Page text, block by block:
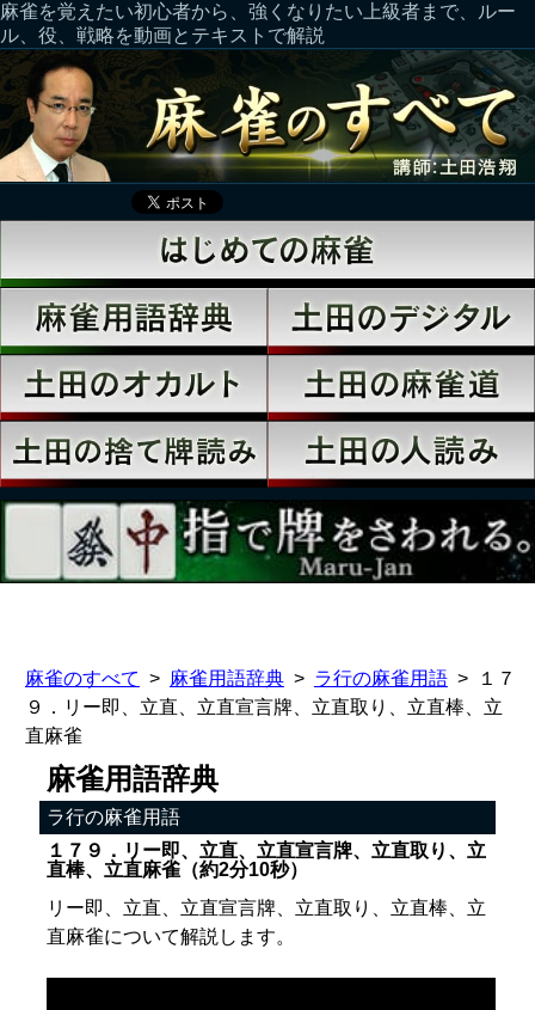
麻雀を覚えたい初心者から、強くなりたい上級者まで、ルー
ル、役、戦略を動画とテキストで解説
麻雀のすべて 麻雀用語辞典 ラ行の麻雀用語
１７
９．リー即、立直、立直宣言牌、立直取り、立直棒、立
直麻雀
麻雀用語辞典
ラ行の麻雀用語
１７９．リー即、立直、立直宣言牌、立直取り、立
直棒、立直麻雀（約2分10秒）
リー即、立直、立直宣言牌、立直取り、立直棒、立
直麻雀について解説します。